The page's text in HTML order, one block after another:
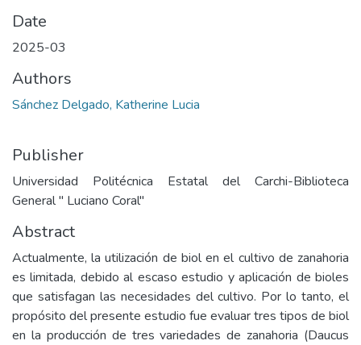
Date
2025-03
Authors
Sánchez Delgado, Katherine Lucia
Publisher
Universidad Politécnica Estatal del Carchi-Biblioteca
General " Luciano Coral"
Abstract
Actualmente, la utilización de biol en el cultivo de zanahoria
es limitada, debido al escaso estudio y aplicación de bioles
que satisfagan las necesidades del cultivo. Por lo tanto, el
propósito del presente estudio fue evaluar tres tipos de biol
en la producción de tres variedades de zanahoria (Daucus